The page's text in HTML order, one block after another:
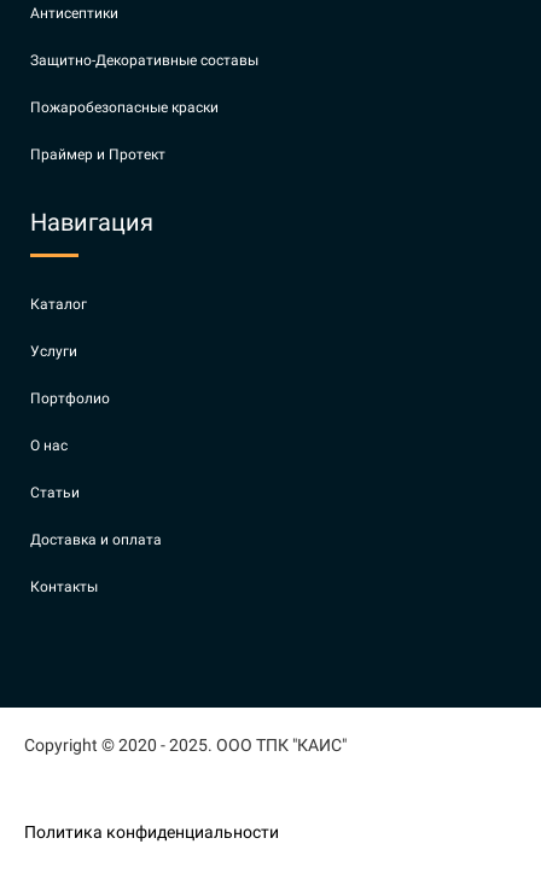
Антисептики
Защитно-Декоративные составы
Пожаробезопасные краски
Праймер и Протект
Навигация
Каталог
Услуги
Портфолио
О нас
Статьи
Доставка и оплата
Контакты
Copyright © 2020 - 2025. ООО ТПК "КАИС"
Политика конфиденциальности